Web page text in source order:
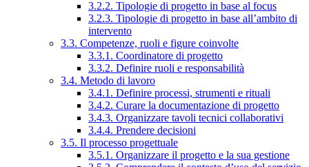
3.2.2. Tipologie di progetto in base al focus
3.2.3. Tipologie di progetto in base all’ambito di
intervento
3.3. Competenze, ruoli e figure coinvolte
3.3.1. Coordinatore di progetto
3.3.2. Definire ruoli e responsabilità
3.4. Metodo di lavoro
3.4.1. Definire processi, strumenti e rituali
3.4.2. Curare la documentazione di progetto
3.4.3. Organizzare tavoli tecnici collaborativi
3.4.4. Prendere decisioni
3.5. Il processo progettuale
3.5.1. Organizzare il progetto e la sua gestione